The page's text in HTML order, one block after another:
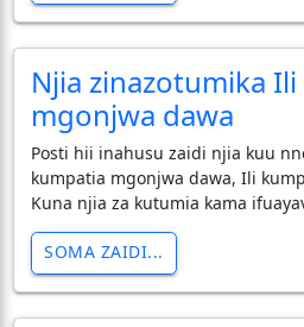
Njia zinazotumika
mgonjwa dawa
Posti hii inahusu zaidi njia kuu
kumpatia mgonjwa dawa, Ili
Kuna njia za kutumia kama
SOMA ZAIDI...